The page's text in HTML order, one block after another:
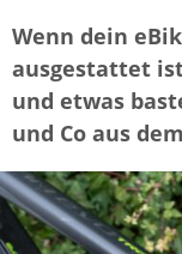
Wenn dein
ausgestattet
und etwas
und Co aus